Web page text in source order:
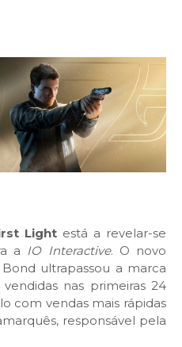
Light está a revelar-se
a IO Interactive. O novo
ultrapassou a marca
nas primeiras 24
com vendas mais rápidas
responsável pela